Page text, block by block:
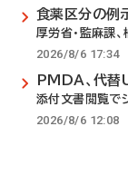
食薬区分の例
厚労省・監麻課
2026/8/6 17:34
PMDA、代替
添付文書閲覧で
2026/8/6 12:08